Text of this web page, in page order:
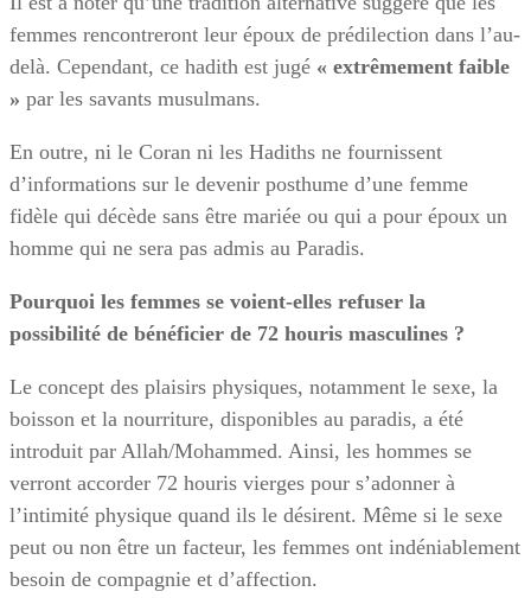
femmes rencontreront leur époux de prédilection dans l’au-
delà. Cependant, ce hadith est jugé « extrêmement faible
» par les savants musulmans.
En outre, ni le Coran ni les Hadiths ne fournissent
d’informations sur le devenir posthume d’une femme
fidèle qui décède sans être mariée ou qui a pour époux un
homme qui ne sera pas admis au Paradis.
Pourquoi les femmes se voient-elles refuser la
possibilité de bénéficier de 72 houris masculines ?
Le concept des plaisirs physiques, notamment le sexe, la
boisson et la nourriture, disponibles au paradis, a été
introduit par Allah/Mohammed. Ainsi, les hommes se
verront accorder 72 houris vierges pour s’adonner à
l’intimité physique quand ils le désirent. Même si le sexe
peut ou non être un facteur, les femmes ont indéniablement
besoin de compagnie et d’affection.